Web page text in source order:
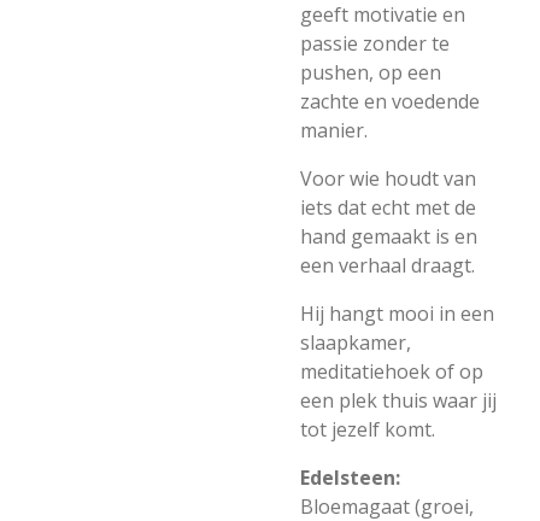
geeft motivatie en
passie zonder te
pushen, op een
zachte en voedende
manier.
Voor wie houdt van
iets dat echt met de
hand gemaakt is en
een verhaal draagt.
Hij hangt mooi in een
slaapkamer,
meditatiehoek of op
een plek thuis waar jij
tot jezelf komt.
Edelsteen:
Bloemagaat (groei,